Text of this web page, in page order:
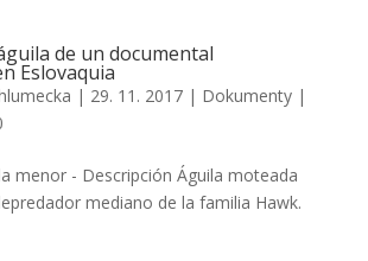
de un documental
Eslovaquia
| 29. 11. 2017| Dokumenty|
menor - Descripción Águila moteada
mediano de la familia Hawk.